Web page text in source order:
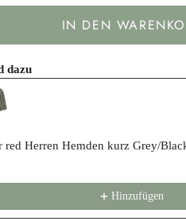
IN DEN
dazu
and Next buttons to
red Herren Hemden kurz Grey/
Hinzufügen